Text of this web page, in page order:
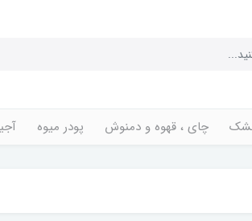
چای ، قهوه و دمنوش پودر میوه